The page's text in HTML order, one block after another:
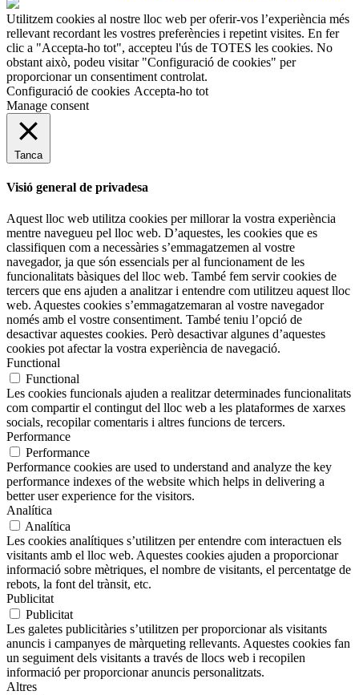
Utilitzem cookies al nostre lloc web per oferir-vos l’experiència més
rellevant recordant les vostres preferències i repetint visites. En fer
clic a "Accepta-ho tot", accepteu l'ús de TOTES les cookies. No
obstant això, podeu visitar "Configuració de cookies" per
proporcionar un consentiment controlat.
Configuració de cookies Accepta-ho tot
Manage consent
Tanca
Visió general de privadesa
Aquest lloc web utilitza cookies per millorar la vostra experiència
mentre navegueu pel lloc web. D’aquestes, les cookies que es
classifiquen com a necessàries s’emmagatzemen al vostre
navegador, ja que són essencials per al funcionament de les
funcionalitats bàsiques del lloc web. També fem servir cookies de
tercers que ens ajuden a analitzar i entendre com utilitzeu aquest lloc
web. Aquestes cookies s’emmagatzemaran al vostre navegador
només amb el vostre consentiment. També teniu l’opció de
desactivar aquestes cookies. Però desactivar algunes d’aquestes
cookies pot afectar la vostra experiència de navegació.
Functional
Functional
Les cookies funcionals ajuden a realitzar determinades funcionalitats
com compartir el contingut del lloc web a les plataformes de xarxes
socials, recopilar comentaris i altres funcions de tercers.
Performance
Performance
Performance cookies are used to understand and analyze the key
performance indexes of the website which helps in delivering a
better user experience for the visitors.
Analítica
Analítica
Les cookies analítiques s’utilitzen per entendre com interactuen els
visitants amb el lloc web. Aquestes cookies ajuden a proporcionar
informació sobre mètriques, el nombre de visitants, el percentatge de
rebots, la font del trànsit, etc.
Publicitat
Publicitat
Les galetes publicitàries s’utilitzen per proporcionar als visitants
anuncis i campanyes de màrqueting rellevants. Aquestes cookies fan
un seguiment dels visitants a través de llocs web i recopilen
informació per proporcionar anuncis personalitzats.
Altres